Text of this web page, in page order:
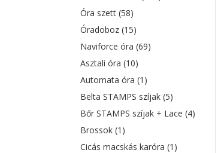
Óra szett(58)
Óradoboz(15)
Naviforce óra(69)
Asztali óra(10)
Automata óra(1)
Belta STAMPS szíjak(5)
Bőr STAMPS szíjak + Lace(4)
Brossok(1)
Cicás macskás karóra(1)